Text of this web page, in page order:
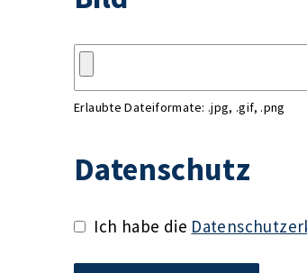
Erlaubte Dateiformate: .jpg, .gif, .png
Datenschutz
Ich habe die